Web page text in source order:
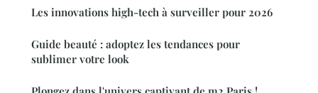
Les innovations high-tech à surveiller pour 2026
Guide beauté : adoptez les tendances pour
sublimer votre look